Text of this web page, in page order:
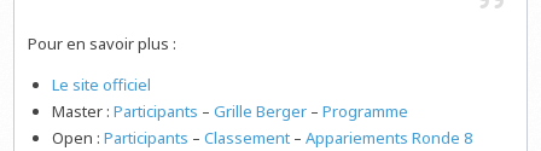
Pour en savoir plus :
Le site officiel
Master :Participants –Grille Berger –Programme
Open :Participants –Classement –Appariements Ronde 8